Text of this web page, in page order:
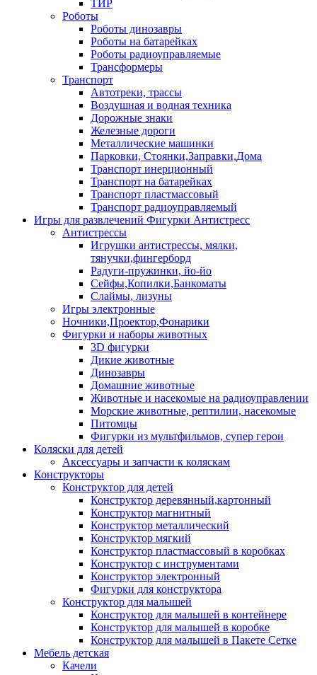
ТИР
Роботы
Роботы динозавры
Роботы на батарейках
Роботы радиоуправляемые
Трансформеры
Транспорт
Автотреки, трассы
Воздушная и водная техника
Дорожные знаки
Железные дороги
Металлические машинки
Парковки, Стоянки,Заправки,Дома
Транспорт инерционный
Транспорт на батарейках
Транспорт пластмассовый
Транспорт радиоуправляемый
Игры для развлечений Фигурки Антистресс
Антистрессы
Игрушки антистрессы, мялки,
тянучки,фингерборд
Радуги-пружинки, йо-йо
Сейфы,Копилки,Банкоматы
Слаймы, лизуны
Игры электронные
Ночники,Проектор,Фонарики
Фигурки и наборы животных
3D фигурки
Дикие животные
Динозавры
Домашние животные
Животные и насекомые на радиоуправлении
Морские животные, рептилии, насекомые
Питомцы
Фигурки из мультфильмов, супер герои
Коляски для детей
Аксессуары и запчасти к коляскам
Конструкторы
Конструктор для детей
Конструктор деревянный,картонный
Конструктор магнитный
Конструктор металлический
Конструктор мягкий
Конструктор пластмассовый в коробках
Конструктор с инструментами
Конструктор электронный
Фигурки для конструктора
Конструктор для малышей
Конструктор для малышей в контейнере
Конструктор для малышей в коробке
Конструктор для малышей в Пакете Сетке
Мебель детская
Качели